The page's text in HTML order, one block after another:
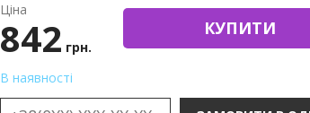
Ціна
842 грн.
В наявності
КУПИТИ